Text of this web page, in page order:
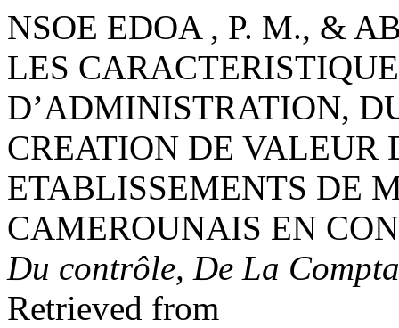
NSOE EDOA , P. M., &
LES
D’ADMINISTRATION,
CREATION DE VALEUR
ETABLISSEMENTS DE
CAMEROUNAIS EN
Du contrôle, De La
Retrieved from